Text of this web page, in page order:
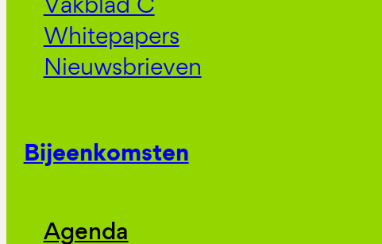
Whitepapers
Nieuwsbrieven
Bijeenkomsten
Agenda